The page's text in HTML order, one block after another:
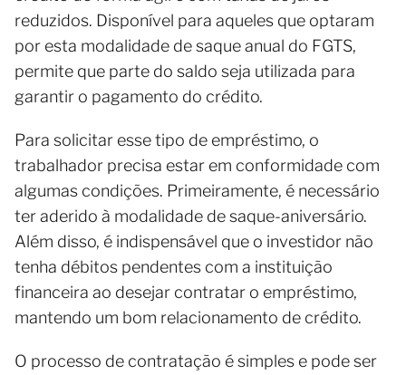
reduzidos. Disponível para aqueles que optaram
por esta modalidade de saque anual do FGTS,
permite que parte do saldo seja utilizada para
garantir o pagamento do crédito.
Para solicitar esse tipo de empréstimo, o
trabalhador precisa estar em conformidade com
algumas condições. Primeiramente, é necessário
ter aderido à modalidade de saque-aniversário.
Além disso, é indispensável que o investidor não
tenha débitos pendentes com a instituição
financeira ao desejar contratar o empréstimo,
mantendo um bom relacionamento de crédito.
O processo de contratação é simples e pode ser